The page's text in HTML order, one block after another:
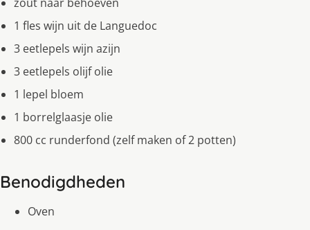
1 fles wijn uit de Languedoc
3 eetlepels wijn azijn
3 eetlepels olijf olie
1 lepel bloem
1 borrelglaasje olie
800 cc runderfond (zelf maken of 2 potten)
Benodigdheden
Oven